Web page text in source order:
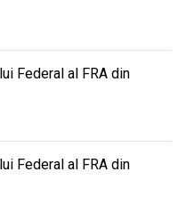
Federal al FRA din
Federal al FRA din